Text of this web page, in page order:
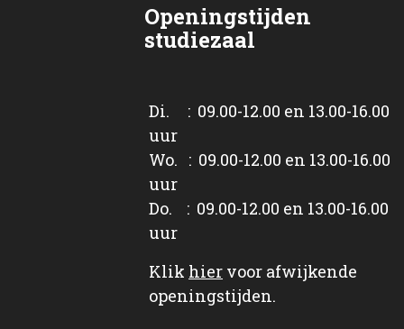
Openingstijden
studiezaal
Di. : 09.00-12.00 en 13.00-16.00
uur
Wo. : 09.00-12.00 en 13.00-16.00
uur
Do. : 09.00-12.00 en 13.00-16.00
uur
Klik hier voor afwijkende
openingstijden.